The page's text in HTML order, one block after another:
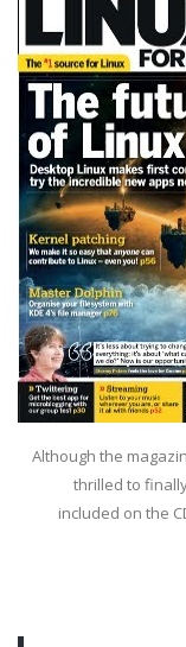
Although the
thrilled to
included on the